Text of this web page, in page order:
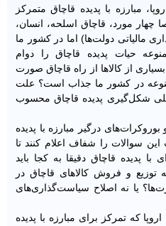
مبارزه با پدیده قاچاق متمرکز
مورد، قاچاق اسلحه، انسان،
مالیاتی دولت‌ها) اما در کشور ما
حیات پدیده قاچاق را دوام
از کالاها از راه قاچاق صورت
در کشور ما جذاب است؟ علت
شکل‌گیری پدیده قاچاق محسوب
درگیر مبارزه با پدیده
سوالات را شفاف اعلام کنند تا
با پدیده قاچاق دقیقا به کجا باید
توزیع و فروش کالاهای قاچاق در
یا نه اصلاح سیاست‌گذاری‌های
که تمرکز برای مبارزه با پدیده